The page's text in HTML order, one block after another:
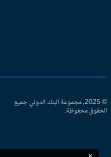
© 2025، مجموعة البنك الدولي جميع
محفوظة.